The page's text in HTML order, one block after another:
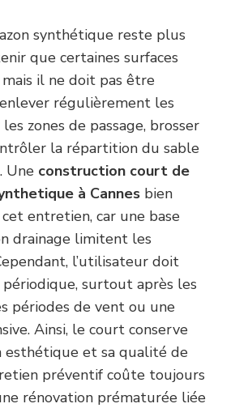
synthétique reste plus
que certaines surfaces
il ne doit pas être
régulièrement les
zones de passage, brosser
la répartition du sable
Une construction court de
à Cannes bien
entretien, car une base
drainage limitent les
l’utilisateur doit
surtout après les
périodes de vent ou une
Ainsi, le court conserve
esthétique et sa qualité de
préventif coûte toujours
rénovation prématurée liée